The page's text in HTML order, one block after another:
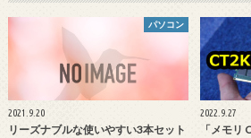
パソコン
2021.9.20
リーズナブルな使いやすい3本セット
2022.9.27
「メモリ